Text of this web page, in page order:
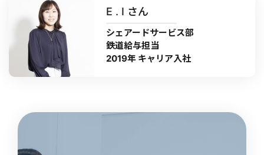
E . I さん
シェアードサービス部
鉄道給与担当
2019年 キャリア入社